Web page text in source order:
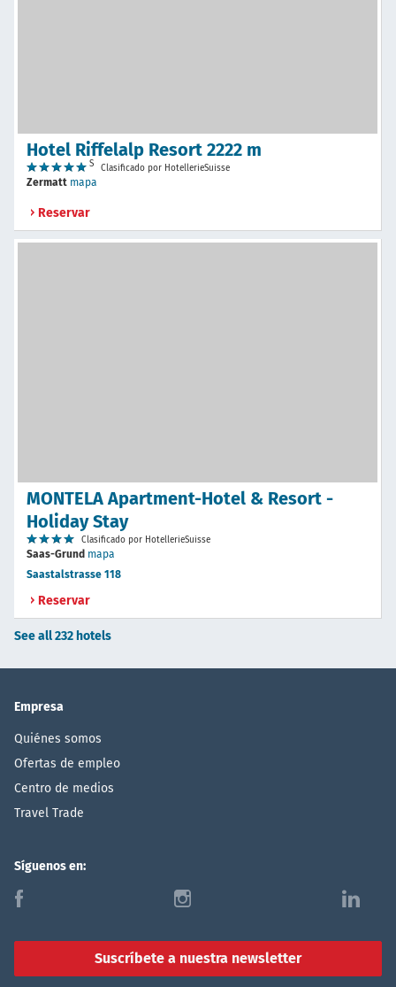
Hotel Riffelalp Resort 2222 m
S Clasificado por HotellerieSuisse
Zermatt mapa
Reservar
MONTELA Apartment-Hotel & Resort -
Holiday Stay
Clasificado por HotellerieSuisse
Saas-Grund mapa
Saastalstrasse 118
Reservar
See all 232 hotels
Empresa
Quiénes somos
Ofertas de empleo
Centro de medios
Travel Trade
Síguenos en:
f i l
Suscríbete a nuestra newsletter